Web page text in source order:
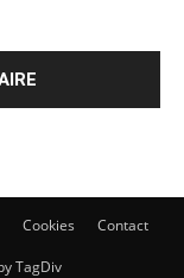
Cookies Contact
TagDiv